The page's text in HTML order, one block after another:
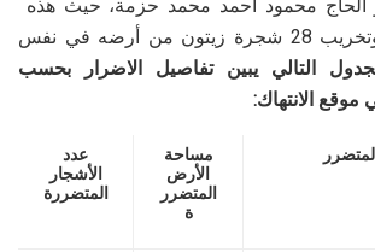
الحاج محمود احمد محمد حزمة، حيث هذه
المرة جرى قطع وتخريب 28 شجرة زيتون من أرضه في نفس
التالي يبين تفاصيل الاضرار بحسب
موقع الانتهاك:
مساحة
الأرض
المتضرر
ة
عدد
الأشجار
المتضررة